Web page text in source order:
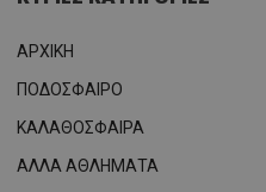
ΑΡΧΙΚΗ
ΠΟΔΟΣΦΑΙΡΟ
ΚΑΛΑΘΟΣΦΑΙΡΑ
ΑΛΛΑ ΑΘΛΗΜΑΤΑ